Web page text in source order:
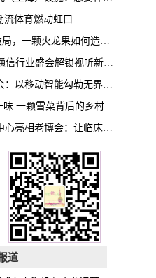
流体育燃动虹口
（乡村“头雁”）“头雁”破局，一颗火龙果如何造就沪上乡村特色产业化路径
AI观赛来了！这场移动通信行业盛会解锁视听新玩法
2026年世界移动通信大会：以移动智能勾勒无界普惠新愿景
（乡村“头雁”）三代腌一味 一颗雪菜背后的乡村致富经
虹桥健康科技产业创新中心亮相老博会：让临床“需求”定义银发经济新生态
道